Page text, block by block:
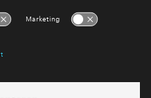
dan snel aan
het belangrijkste nieuws en